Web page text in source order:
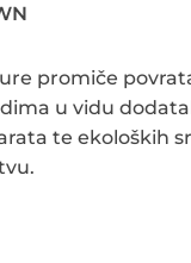
promiče
u vidu
te ekoloških